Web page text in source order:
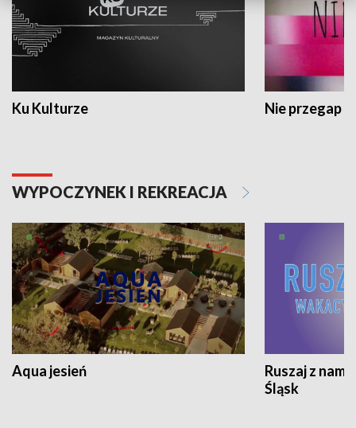
Ku Kulturze Nie przegap
WYPOCZYNEK I REKREACJA
Aqua jesień
Ruszaj z
Śląsk